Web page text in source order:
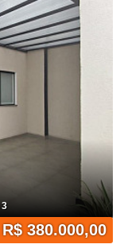
3
R$ 380.000,00